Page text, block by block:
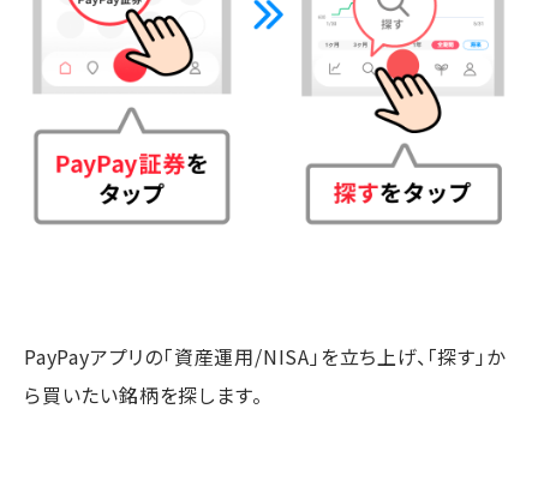
PayPayアプリの「資産運用/NISA」を立ち上げ、「探す」か
ら買いたい銘柄を探します。